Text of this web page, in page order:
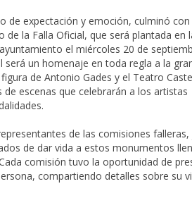
de expectación y emoción, culminó con
de la Falla Oficial, que será plantada en
el miércoles 20 de
será un homenaje en toda regla a la
de Antonio Gades y el Teatro
escenas que celebrarán a los artistas
de las comisiones
de dar vida a estos monumentos
comisión tuvo la oportunidad de
compartiendo detalles sobre su